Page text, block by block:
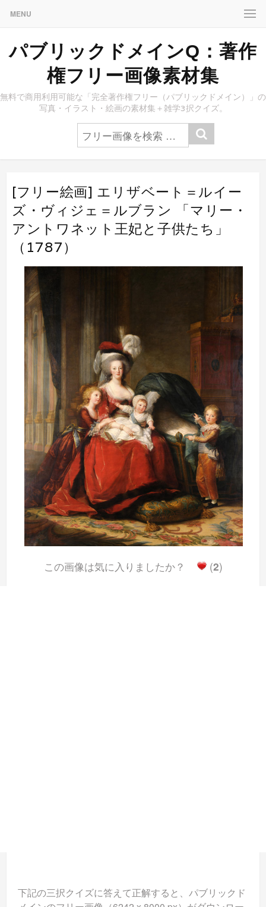
MENU
パブリックドメインQ：著作
権フリー画像素材集
無料で商用利用可能な「完全著作権フリー（パブリックドメイン）」の
写真・イラスト・絵画の素材集＋雑学3択クイズ。
[フリー絵画] エリザベート＝ルイー
ズ・ヴィジェ＝ルブラン 「マリー・
アントワネット王妃と子供たち」
（1787）
この画像は気に入りましたか？ (2)
下記の三択クイズに答えて正解すると、パブリックド